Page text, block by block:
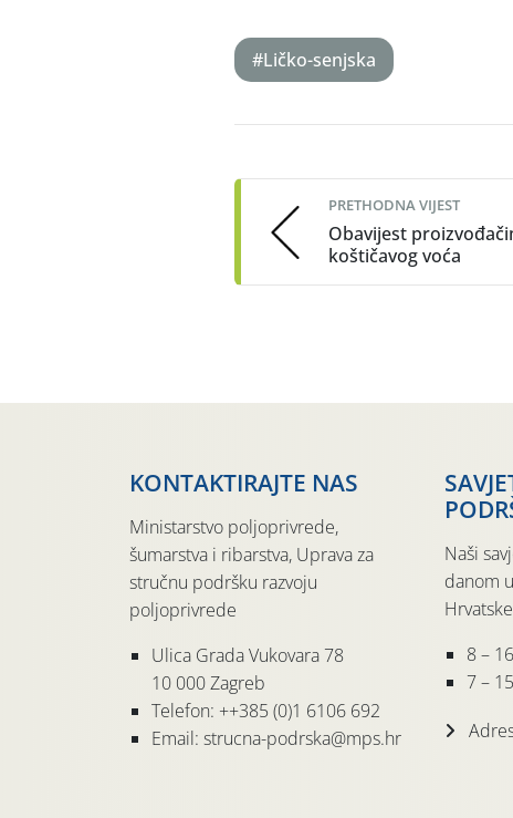
#Ličko-senjska
navigation
PRETHODNA VIJEST
Obavijest
koštičavog voća
KONTAKTIRAJTE NAS
Ministarstvo poljoprivrede,
šumarstva i ribarstva, Uprava za
stručnu podršku razvoju
poljoprivrede
Ulica Grada Vukovara 78
10 000 Zagreb
Telefon: ++385 (0)1 6106 692
Email: strucna-podrska@mps.hr
Naši
danom
8 –
7 –